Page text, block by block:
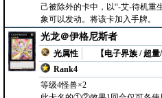
己被除外的卡中，以“-艾-待机重
象可以发动。将该卡加入手牌。
光龙＠伊格尼斯者
光属性
【电子界族 / 超量/
Rank4
等级4怪兽×2